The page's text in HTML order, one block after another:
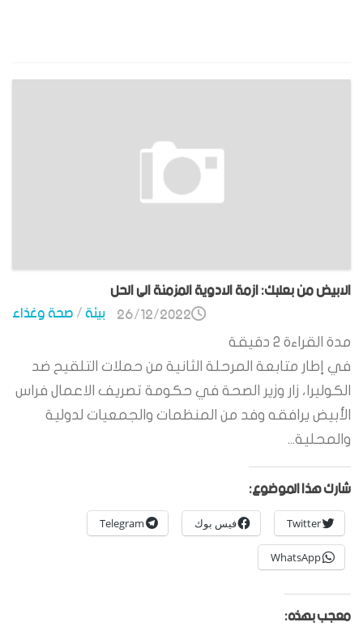
الابيض من بعلبك: ازمة الادوية المزمنة الى الحل
بيئة/صحة وغذاء 26/12/2022
مدة القراءة 2 دقيقة
في إطار متابعة المرحلة الثانية من حملات التلقيح ضد
الكوليرا، زار وزير الصحة في حكومة تصريف الاعمال فراس
الأبيض يرافقه وفد من المنظمات والجمعيات لدولية
والمحلية...
شارك هذا الموضوع:
Twitter فيس بوك Telegram
WhatsApp
معجب بهذه: